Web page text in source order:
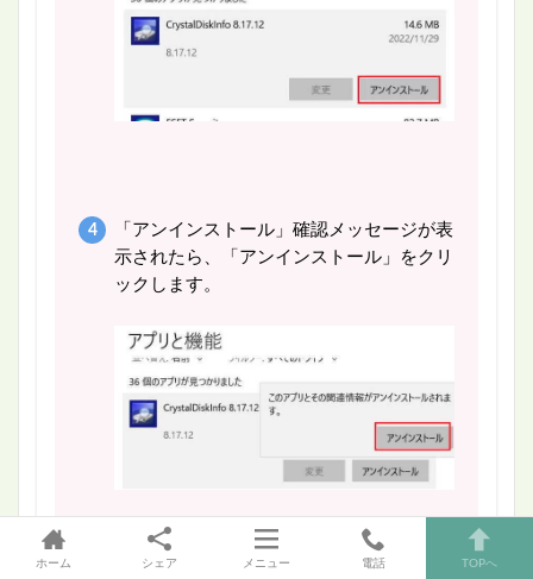
「アンインストール」確認メッセージが表
示されたら、「アンインストール」をクリ
ックします。
ホーム シェア メニュー 電話 TOPへ